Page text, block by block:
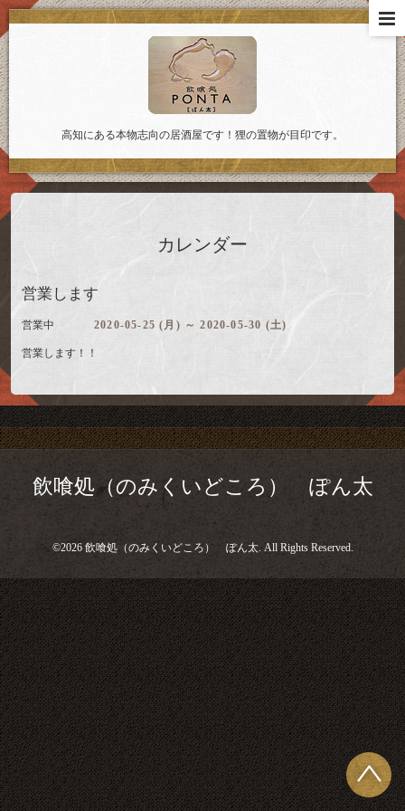
高知にある本物志向の居酒屋です！狸の置物が目印です。
カレンダー
営業します
営業中 2020-05-25 (月) ～ 2020-05-30 (土)
営業します！！
飲喰処（のみくいどころ） ぽん太
©2026 飲喰処（のみくいどころ） ぽん太. All Rights Reserved.